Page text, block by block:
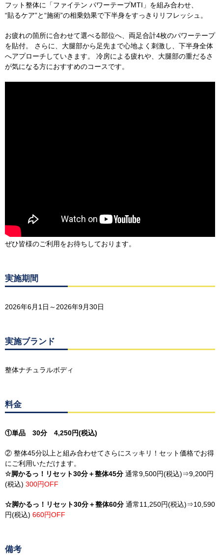
フット整体に「ファイテン パワーテープMTI」を組み合わせ、
“貼るケア”と“施術”の相乗効果で下半身をすっきりリフレッシュ。
お疲れの箇所に合わせて選べる部位へ、両足合計4枚のパワーテープ
を貼付。 さらに、大腿部から足先まで心地よく刺激し、下半身全体
へアプローチしていきます。 冷房による疲れや、大腿部の重だるさ
が気になる方におすすめのコースです。
ぜひ皆様のご利用をお待ちしております。
実施期間
2026年6月1日～2026年9月30日
実施ブランド
整体ナチュラルボディ
料金
①単品 30分 4,250円(税込)
② 整体45分以上と組み合わせてさらにスッキリ！セット価格でお得
にご利用いただけます。
☆脚かるっ！リセット30分＋整体45分 通常9,500円(税込)⇒9,200円
(税込) 300円OFF
☆脚かるっ！リセット30分＋整体60分 通常11,250円(税込)⇒10,590
円(税込) 660円OFF
備考